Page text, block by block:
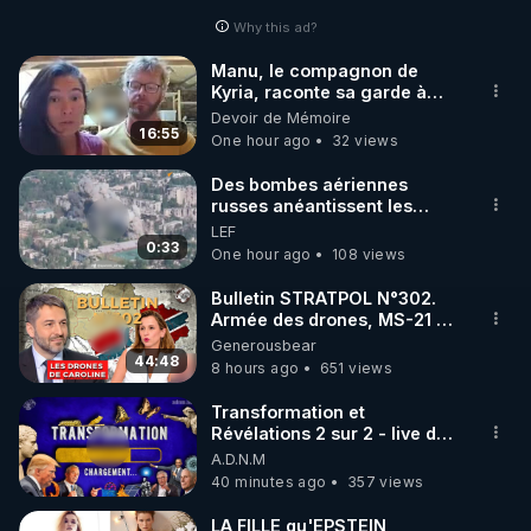
🌱 INSTAGRAM
https://www.instagram.com/rdlr_thierrycasasnovas/
http://rgnr.li/instagram
🌱 LA NEWSLETTER
Pour ne pas rater l’actualité RGNR (stages,
http://rgnr.li/news
🌱 VIDÉOS NON CENSURÉES SUR ODYSEE
Toutes les vidéos Youtube sont aussi sur la
http://rgnr.li/odysee
🌱 LES STAGES EN PRÉSENTIEL
Why this ad?
16:55
Manu, le compagnon de
Kyria, raconte sa garde à
vue musclée. PARTAGEZ!
Devoir de Mémoire
One hour ago
32 views
0:33
Des bombes aériennes
russes anéantissent les
centres de contrôle de
drones de 3 brigades
ukrainienne
LEF
One hour ago
108 views
44:48
Bulletin STRATPOL N°302.
Armée des drones, MS-21 en
série, missiles coréens.
07.08.2026.
Generousbear
8 hours ago
651 views
Transformation et
Révélations 2 sur 2 - live du
07/08/26
A.D.N.M
40 minutes ago
357 views
LA FILLE qu'EPSTEIN